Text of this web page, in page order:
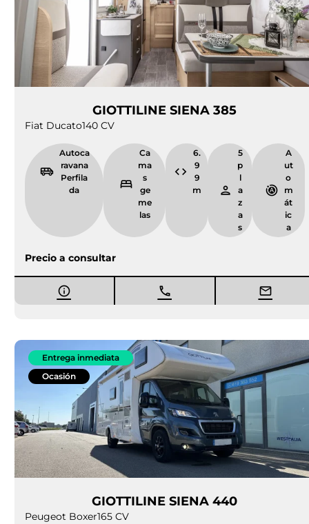
GIOTTILINE SIENA 385
Fiat Ducato140 CV
Autoca
ravana
Perfila
da
Ca
ma
s
ge
me
las
6.
9
9
m
5
p
l
a
z
a
s
A
ut
o
m
át
ic
a
Precio a consultar
Entrega inmediata
Ocasión
GIOTTILINE SIENA 440
Peugeot Boxer165 CV